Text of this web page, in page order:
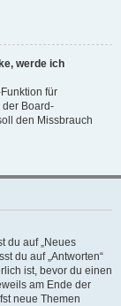
werde ich
für
der Board-
den Missbrauch
du auf „Neues
du auf „Antworten“
ist, bevor du einen
am Ende der
neue Themen